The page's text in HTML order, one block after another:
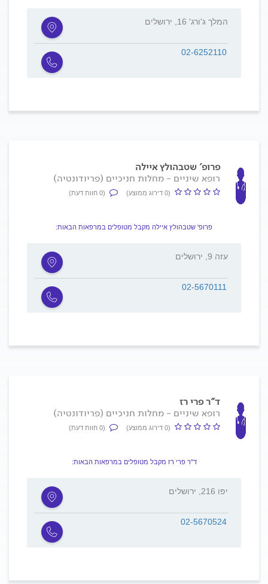
המלך ג'ורג' 16, ירושלים
02-6252110
פרופ' שטבהולץ איילה
רופא שיניים - מחלות חניכיים (פריודונטיה)
(0 דירוג ממוצע) (0 חוות דעת)
פרופ' שטבהולץ איילה מקבל מטופלים במרפאות הבאות:
עזה 9, ירושלים
02-5670111
ד"ר פרי רז
רופא שיניים - מחלות חניכיים (פריודונטיה)
(0 דירוג ממוצע) (0 חוות דעת)
ד"ר פרי רז מקבל מטופלים במרפאות הבאות:
יפו 216, ירושלים
02-5670524